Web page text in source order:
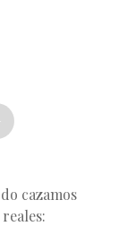
cazamos